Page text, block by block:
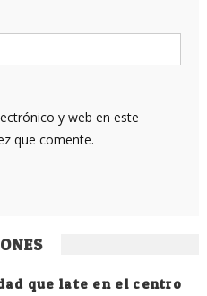
y web en este
que comente.
que late en el centro